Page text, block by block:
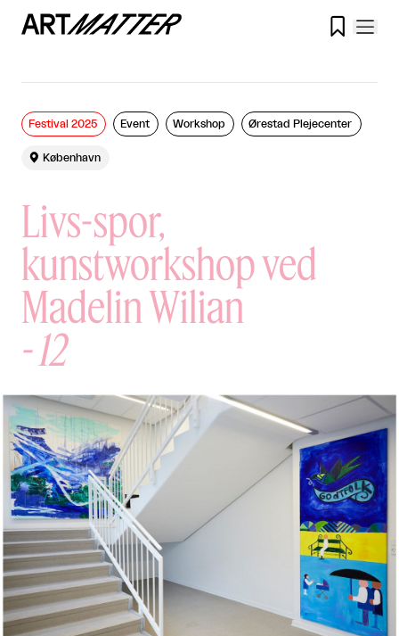

Livs-spor,
kunstworkshop ved
Madelin Wilian
-12
Festival 2025 Event Workshop Ørestad Plejecenter
 København